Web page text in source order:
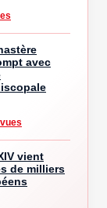
avec
vient
de milliers